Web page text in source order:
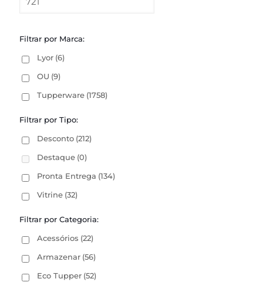
Filtrar por Marca:
Lyor (6)
OU (9)
Tupperware (1758)
Filtrar por Tipo:
Desconto (212)
Destaque (0)
Pronta Entrega (134)
Vitrine (32)
Filtrar por Categoria:
Acessórios (22)
Armazenar (56)
Eco Tupper (52)